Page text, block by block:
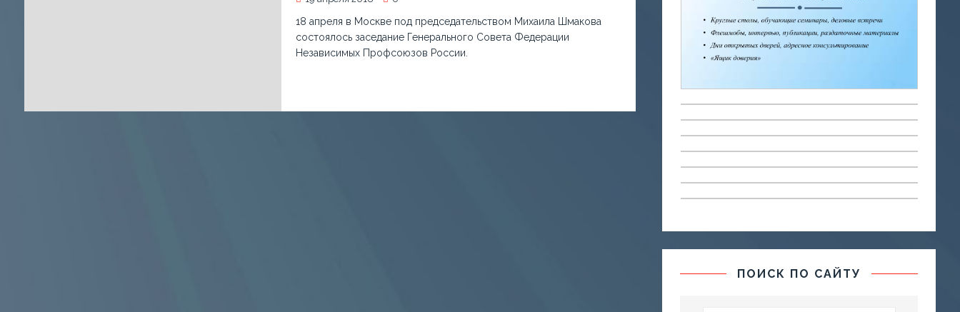
18 апреля в Москве под председательством Михаила Шмакова
состоялось заседание Генерального Совета Федерации
Независимых Профсоюзов России.
ПОИСК ПО САЙТУ